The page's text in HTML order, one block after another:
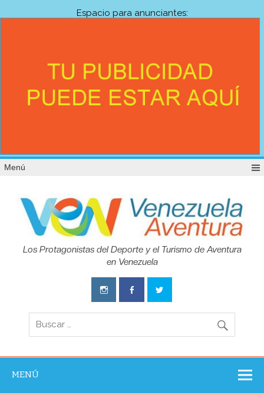
Espacio para anunciantes:
Menú
Venezuela
Experience
Los Protagonistas del Deporte y el Turismo de Aventura
en Venezuela
MENÚ